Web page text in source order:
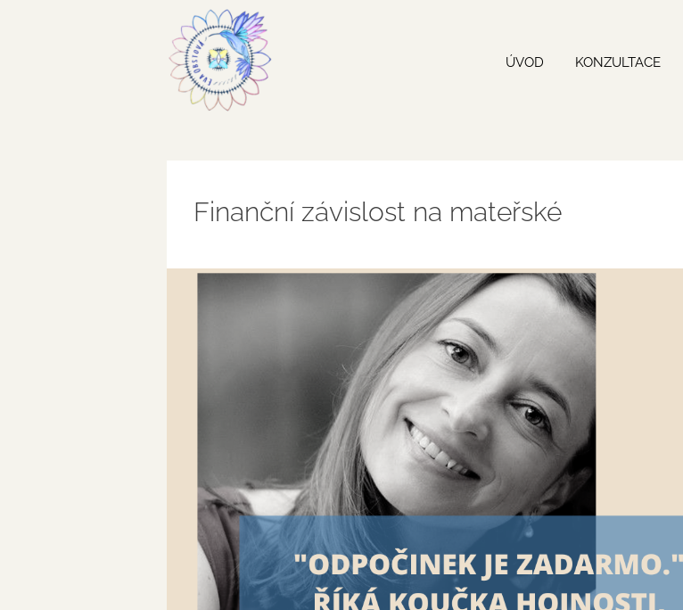
ÚVOD KONZULTACE
Finanční závislost na mateřské